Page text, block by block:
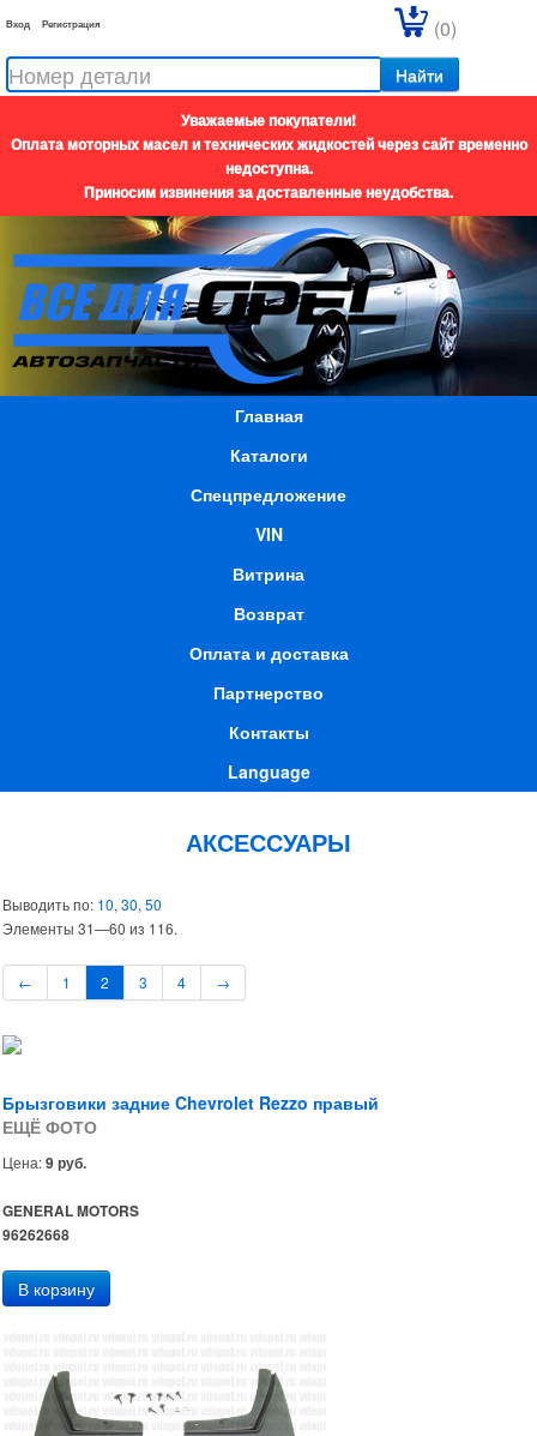
Вход Регистрация
Найти
(0)
Уважаемые покупатели!
Оплата моторных масел и технических жидкостей через сайт временно
недоступна.
Приносим извинения за доставленные неудобства.
Главная
Каталоги
Спецпредложение
VIN
Витрина
Возврат
Оплата и доставка
Партнерство
Контакты
Language
АКСЕССУАРЫ
Выводить по: 10, 30, 50
Элементы 31—60 из 116.
← 1 2 3 4 →
Брызговики задние Chevrolet Rezzo правый
ЕЩЁ ФОТО
Цена:9 руб.
GENERAL MOTORS
96262668